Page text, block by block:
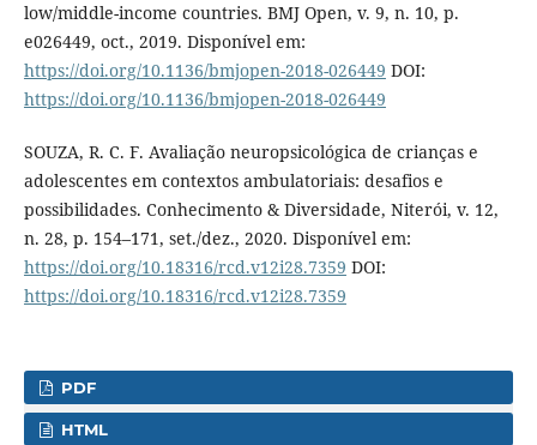
low/middle-income countries. BMJ Open, v. 9, n. 10, p.
e026449, oct., 2019. Disponível em:
https://doi.org/10.1136/bmjopen-2018-026449 DOI:
https://doi.org/10.1136/bmjopen-2018-026449
SOUZA, R. C. F. Avaliação neuropsicológica de crianças e
adolescentes em contextos ambulatoriais: desafios e
possibilidades. Conhecimento & Diversidade, Niterói, v. 12,
n. 28, p. 154–171, set./dez., 2020. Disponível em:
https://doi.org/10.18316/rcd.v12i28.7359 DOI:
https://doi.org/10.18316/rcd.v12i28.7359
PDF
HTML